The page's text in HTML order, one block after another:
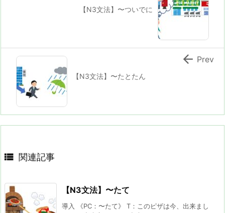
【N3文法】〜ついでに
【N3文法】〜たとたん
 Prev
 関連記事
【N3文法】〜たて
導入 《PC：〜たて》 T：このピザは今、出来まし